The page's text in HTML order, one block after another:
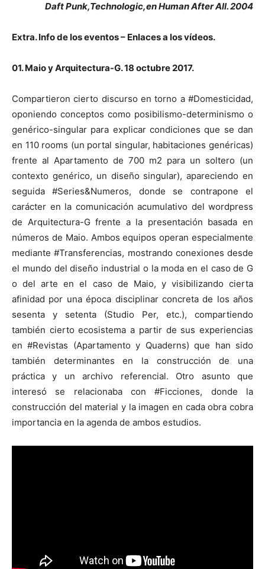
Daft Punk,Technologic,en Human After All. 2004
Extra. Info de los eventos – Enlaces a los vídeos.
01. Maio y Arquitectura-G. 18 octubre 2017.
Compartieron cierto discurso en torno a #Domesticidad,
oponiendo conceptos como posibilismo-determinismo o
genérico-singular para explicar condiciones que se dan
en 110 rooms (un portal singular, habitaciones genéricas)
frente al Apartamento de 700 m2 para un soltero (un
contexto genérico, un diseño singular), apareciendo en
seguida #Series&Numeros, donde se contrapone el
carácter en la comunicación acumulativo del wordpress
de Arquitectura-G frente a la presentación basada en
números de Maio. Ambos equipos operan especialmente
mediante #Transferencias, mostrando conexiones desde
el mundo del diseño industrial o la moda en el caso de G
o del arte en el caso de Maio, y visibilizando cierta
afinidad por una época disciplinar concreta de los años
sesenta y setenta (Studio Per, etc.), compartiendo
también cierto ecosistema a partir de sus experiencias
en #Revistas (Apartamento y Quaderns) que han sido
también determinantes en la construcción de una
práctica y un archivo referencial. Otro asunto que
interesó se relacionaba con #Ficciones, donde la
construcción del material y la imagen en cada obra cobra
importancia en la agenda de ambos estudios.